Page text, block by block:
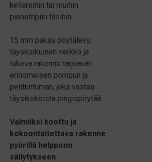
kellareihin tai muihin
pienempiin tiloihin.
15 mm paksu pöytälevy,
täyskorkuinen verkko ja
tukeva rakenne tarjoavat
erinomaisen pompun ja
pelituntuman, joka vastaa
täysikokoista pingispöytää.
Valmiiksi koottu ja
kokoontaitettava rakenne
pyörillä helppoon
säilytykseen